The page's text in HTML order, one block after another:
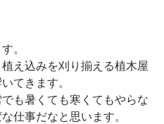
。
え込みを刈り揃える植木屋
てきます。
も暑くても寒くてもやらな
仕事だなと思います。